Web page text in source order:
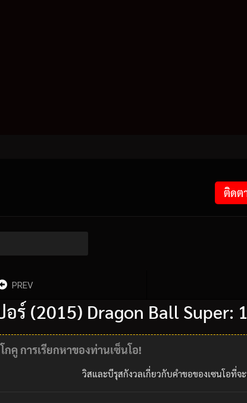
ติดต
PREV
ร์ (2015) Dragon Ball Super:
คู การเรียกหาของท่านเซ็นโอ!
วิสและบีรุสกังวลเกี่ยวกับคำขอของเซนโอที่